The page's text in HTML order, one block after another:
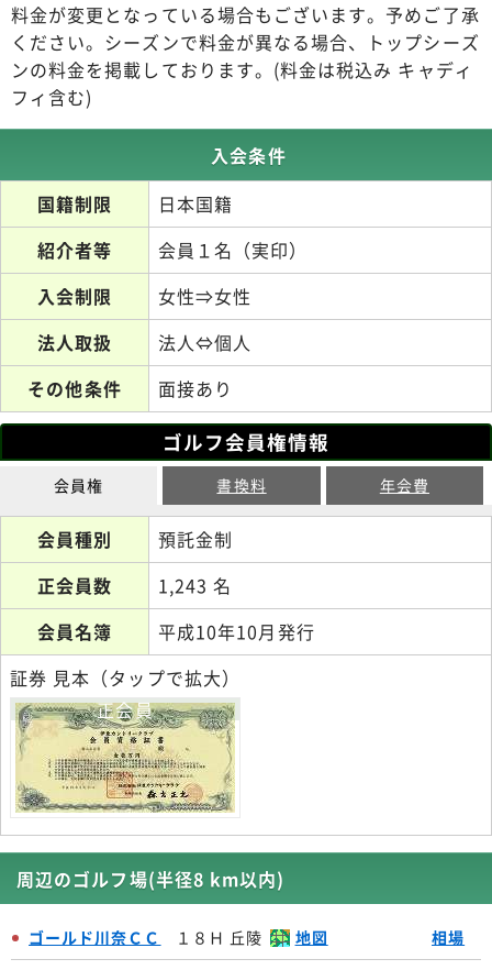
料金が変更となっている場合もございます。予めご了承
ください。シーズンで料金が異なる場合、トップシーズ
ンの料金を掲載しております。(料金は税込み キャディ
フィ含む)
入会条件
国籍制限
日本国籍
紹介者等
会員１名（実印）
入会制限
女性⇒女性
法人取扱
法人⇔個人
その他条件
面接あり
ゴルフ会員権情報
会員権 書換料 年会費
会員種別
預託金制
正会員数
1,243 名
会員名簿
平成10年10月発行
証券 見本（タップで拡大）
正会員
周辺のゴルフ場(半径8 km以内)
ゴールド川奈ＣＣ １８Ｈ 丘陵 地図 相場